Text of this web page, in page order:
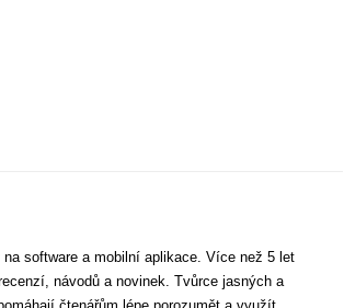
software a mobilní aplikace. Více než 5 let
návodů a novinek. Tvůrce jasných a